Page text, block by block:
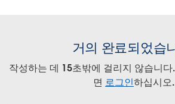
거의 완료되었습
작성하는 데 15초밖에 걸리지 않습니
면 로그인하십시오.